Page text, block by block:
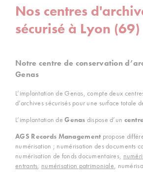
Nos centres
sécurisé à Lyon (69)
Notre centre de conservation
Genas
L’implantation de Genas, compte deux
d’archives sécurisés pour une surface totale
L’implantation deGenas dispose d’un
AGS Records Management propose
numérisation ; numérisation des documents
numérisation de fonds documentaires,
entrants, numérisation patrimoniale,